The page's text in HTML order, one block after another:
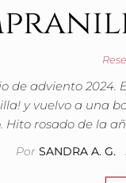
de adviento
y vuelvo a una
Hito rosado de la
Por SANDRA A. G.